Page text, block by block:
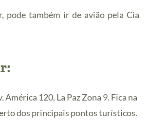
pode também ir de avião pela Cia
América 120, La Paz Zona 9. Fica na
dos principais pontos turísticos.